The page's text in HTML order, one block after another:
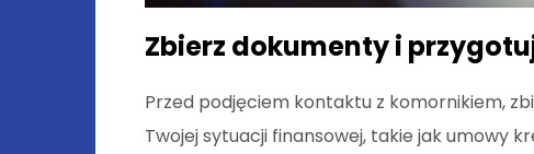
Zbierz dokumenty i
Przed podjęciem kontaktu z komornikiem,
Twojej sytuacji finansowej, takie jak umowy